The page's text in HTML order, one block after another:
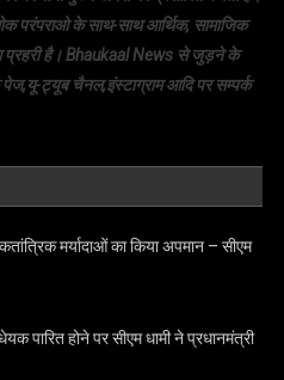
परंपराओ के साथ-साथ आर्थिक, सामाजिक
प्रहरी है। Bhaukaal News से जुड़ने के
ट्यूब चैनल,इंस्टाग्राम आदि पर सम्पर्क
मर्यादाओं का किया अपमान – सीएम
पारित होने पर सीएम धामी ने प्रधानमंत्री